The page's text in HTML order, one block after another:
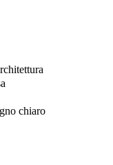
chiaro